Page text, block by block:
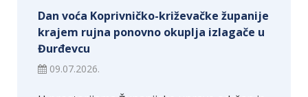
Dan voća Koprivničko-križevačke županije
krajem rujna ponovno okuplja izlagače u
Đurđevcu
09.07.2026.